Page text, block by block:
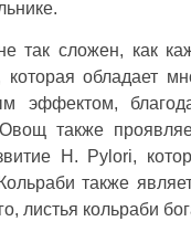
так сложен, как
которая обладает
эффектом,
также
H. Pylori,
также
листья кольраби